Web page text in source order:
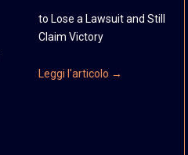
to Lose a Lawsuit and Still
Claim Victory
Leggi l'articolo →